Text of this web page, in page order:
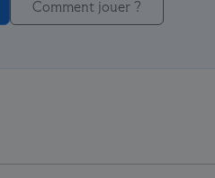
Comment jouer ?